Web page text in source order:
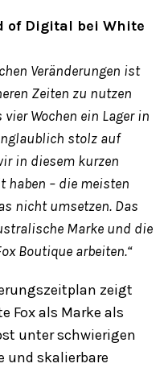
of Digital bei White
Veränderungen ist
Zeiten zu nutzen
Wochen ein Lager in
stolz auf
in diesem kurzen
haben – die meisten
nicht umsetzen. Das
Marke und die
Boutique arbeiten.“
zeigt
Fox als Marke als
unter schwierigen
und skalierbare